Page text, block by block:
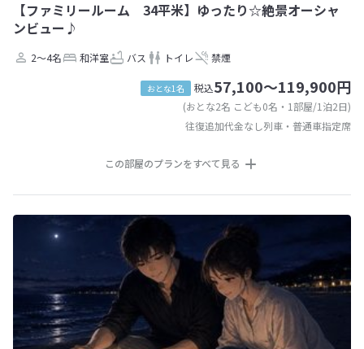
【ファミリールーム 34平米】ゆったり☆絶景オーシャ
ンビュー♪
2～4名 和洋室 バス トイレ 禁煙
おとな1名 税込57,100～119,900円
(おとな2名 こども0名・1部屋/1泊2日)
往復追加代金なし列車・普通車指定席
この部屋のプランをすべて見る